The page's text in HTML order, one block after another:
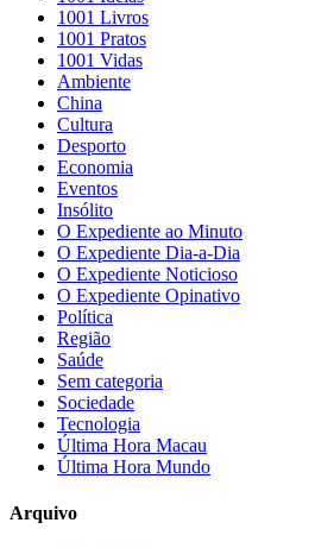
1001 Livros
1001 Pratos
1001 Vidas
Ambiente
China
Cultura
Desporto
Economia
Eventos
Insólito
O Expediente ao Minuto
O Expediente Dia-a-Dia
O Expediente Noticioso
O Expediente Opinativo
Política
Região
Saúde
Sem categoria
Sociedade
Tecnologia
Última Hora Macau
Última Hora Mundo
Arquivo